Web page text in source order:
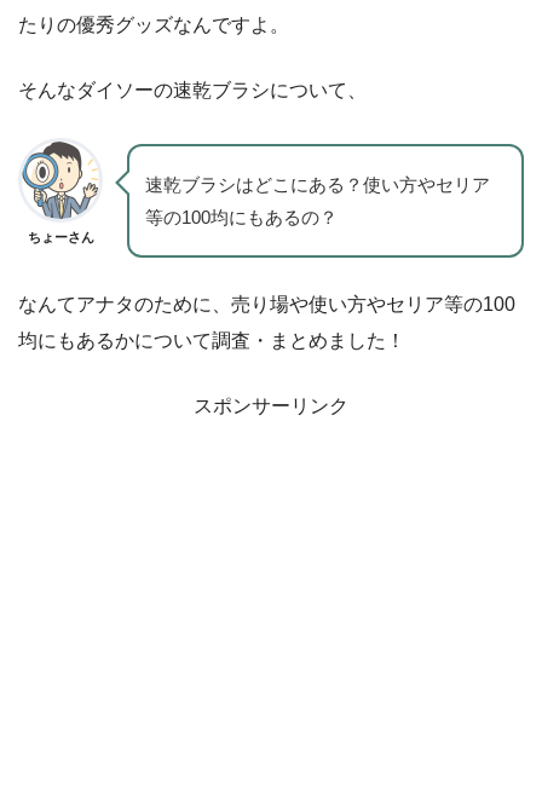
たりの優秀グッズなんですよ。
そんなダイソーの速乾ブラシについて、
ちょーさん
速乾ブラシはどこにある？使い方やセリア
等の100均にもあるの？
なんてアナタのために、売り場や使い方やセリア等の100
均にもあるかについて調査・まとめました！
スポンサーリンク